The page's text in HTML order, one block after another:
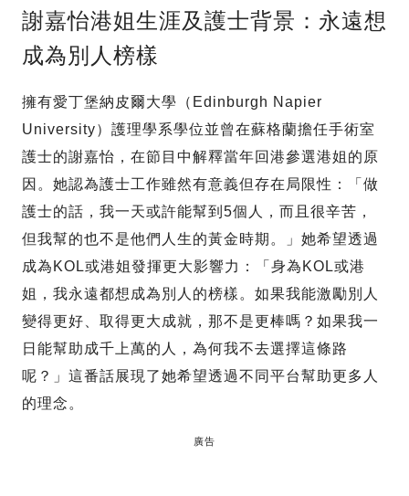
謝嘉怡港姐生涯及護士背景：永遠想
成為別人榜樣
擁有愛丁堡納皮爾大學（Edinburgh Napier
University）護理學系學位並曾在蘇格蘭擔任手術室
護士的謝嘉怡，在節目中解釋當年回港參選港姐的原
因。她認為護士工作雖然有意義但存在局限性：「做
護士的話，我一天或許能幫到5個人，而且很辛苦，
但我幫的也不是他們人生的黃金時期。」她希望透過
成為KOL或港姐發揮更大影響力：「身為KOL或港
姐，我永遠都想成為別人的榜樣。如果我能激勵別人
變得更好、取得更大成就，那不是更棒嗎？如果我一
日能幫助成千上萬的人，為何我不去選擇這條路
呢？」這番話展現了她希望透過不同平台幫助更多人
的理念。
廣告